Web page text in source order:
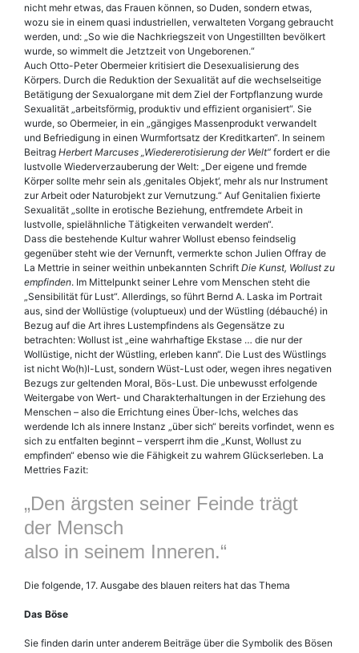
nicht mehr etwas, das Frauen können, so Duden, sondern etwas,
wozu sie in einem quasi industriellen, verwalteten Vorgang gebraucht
werden, und: „So wie die Nachkriegszeit von Ungestillten bevölkert
wurde, so wimmelt die Jetztzeit von Ungeborenen.“
Auch Otto-Peter Obermeier kritisiert die Desexualisierung des
Körpers. Durch die Reduktion der Sexualität auf die wechselseitige
Betätigung der Sexualorgane mit dem Ziel der Fortpflanzung wurde
Sexualität „arbeitsförmig, produktiv und effizient organisiert“. Sie
wurde, so Obermeier, in ein „gängiges Massenprodukt verwandelt
und Befriedigung in einen Wurmfortsatz der Kreditkarten“. In seinem
Beitrag Herbert Marcuses „Wiedererotisierung der Welt“ fordert er die
lustvolle Wiederverzauberung der Welt: „Der eigene und fremde
Körper sollte mehr sein als ‚genitales Objekt‘, mehr als nur Instrument
zur Arbeit oder Naturobjekt zur Vernutzung.“ Auf Genitalien fixierte
Sexualität „sollte in erotische Beziehung, entfremdete Arbeit in
lustvolle, spielähnliche Tätigkeiten verwandelt werden“.
Dass die bestehende Kultur wahrer Wollust ebenso feindselig
gegenüber steht wie der Vernunft, vermerkte schon Julien Offray de
La Mettrie in seiner weithin unbekannten Schrift Die Kunst, Wollust zu
empfinden. Im Mittelpunkt seiner Lehre vom Menschen steht die
„Sensibilität für Lust“. Allerdings, so führt Bernd A. Laska im Portrait
aus, sind der Wollüstige (voluptueux) und der Wüstling (débauché) in
Bezug auf die Art ihres Lustempfindens als Gegensätze zu
betrachten: Wollust ist „eine wahrhaftige Ekstase … die nur der
Wollüstige, nicht der Wüstling, erleben kann“. Die Lust des Wüstlings
ist nicht Wo(h)l-Lust, sondern Wüst-Lust oder, wegen ihres negativen
Bezugs zur geltenden Moral, Bös-Lust. Die unbewusst erfolgende
Weitergabe von Wert- und Charakterhaltungen in der Erziehung des
Menschen – also die Errichtung eines Über-Ichs, welches das
werdende Ich als innere Instanz „über sich“ bereits vorfindet, wenn es
sich zu entfalten beginnt – versperrt ihm die „Kunst, Wollust zu
empfinden“ ebenso wie die Fähigkeit zu wahrem Glückserleben. La
Mettries Fazit:
„Den ärgsten seiner Feinde trägt
der Mensch
also in seinem Inneren.“
Die folgende, 17. Ausgabe des blauen reiters hat das Thema
Das Böse
Sie finden darin unter anderem Beiträge über die Symbolik des Bösen